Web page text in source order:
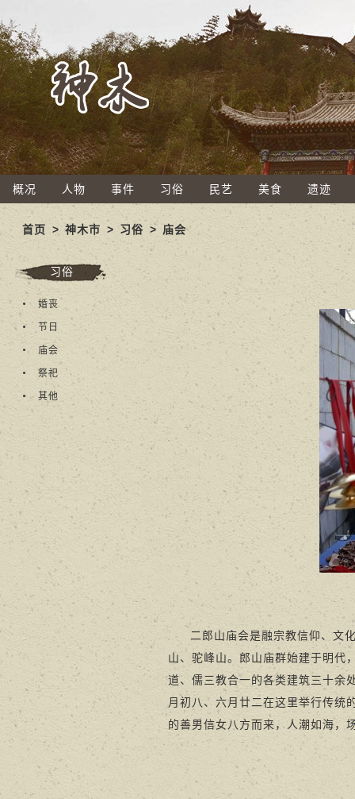
概况 人物 事件 习俗 民艺 美食 遗迹
首页 >神木市 > 习俗 > 庙会
习俗
婚丧
节日
庙会
祭祀
其他
二郎山庙会是融宗教信仰、文
山、驼峰山。郎山庙群始建于明代
道、儒三教合一的各类建筑三十余
月初八、六月廿二在这里举行传统
的善男信女八方而来，人潮如海，